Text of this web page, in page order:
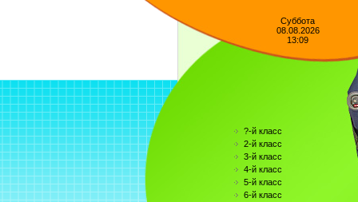
Суббота
08.08.2026
13:09
?-й класс
2-й класс
3-й класс
4-й класс
5-й класс
6-й класс